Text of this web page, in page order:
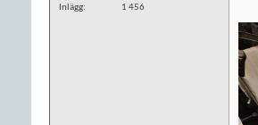
Inlägg
1 456